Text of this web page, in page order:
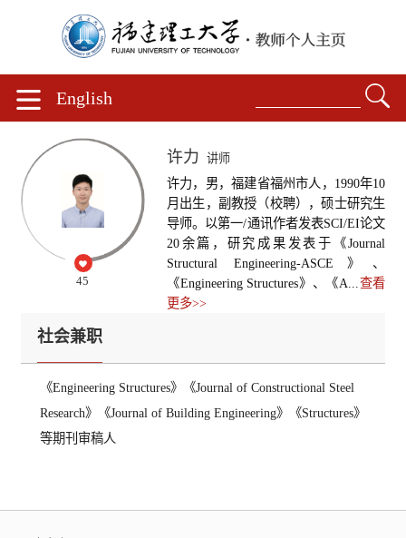
English
45
许力 讲师
许力，男，福建省福州市人，1990年10
月出生，副教授（校聘），硕士研究生
导师。以第一/通讯作者发表SCI/EI论文
20余篇，研究成果发表于《Journal
Structural Engineering-ASCE》、
《Engineering Structures》、《A... 查看
更多>>
社会兼职
《Engineering Structures》《Journal of Constructional Steel
Research》《Journal of Building Engineering》《Structures》
等期刊审稿人